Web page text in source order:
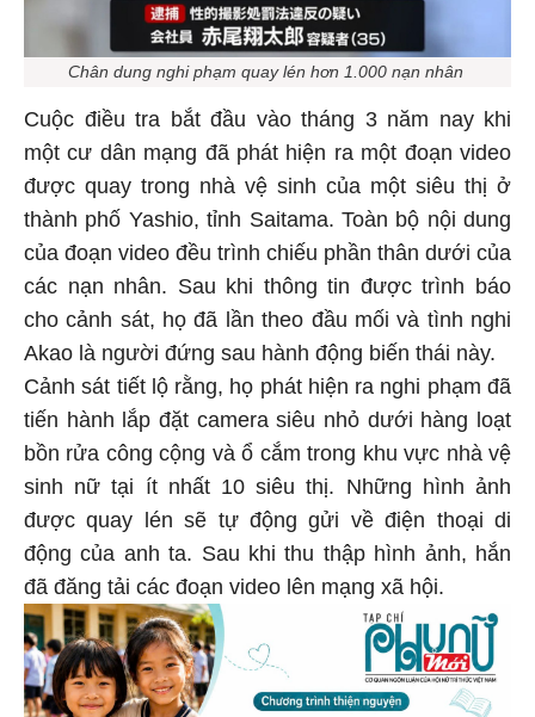
Chân dung nghi phạm quay lén hơn 1.000 nạn nhân
Cuộc điều tra bắt đầu vào tháng 3 năm nay khi
một cư dân mạng đã phát hiện ra một đoạn video
được quay trong nhà vệ sinh của một siêu thị ở
thành phố Yashio, tỉnh Saitama. Toàn bộ nội dung
của đoạn video đều trình chiếu phần thân dưới của
các nạn nhân. Sau khi thông tin được trình báo
cho cảnh sát, họ đã lần theo đầu mối và tình nghi
Akao là người đứng sau hành động biến thái này.
Cảnh sát tiết lộ rằng, họ phát hiện ra nghi phạm đã
tiến hành lắp đặt camera siêu nhỏ dưới hàng loạt
bồn rửa công cộng và ổ cắm trong khu vực nhà vệ
sinh nữ tại ít nhất 10 siêu thị. Những hình ảnh
được quay lén sẽ tự động gửi về điện thoại di
động của anh ta. Sau khi thu thập hình ảnh, hắn
đã đăng tải các đoạn video lên mạng xã hội.